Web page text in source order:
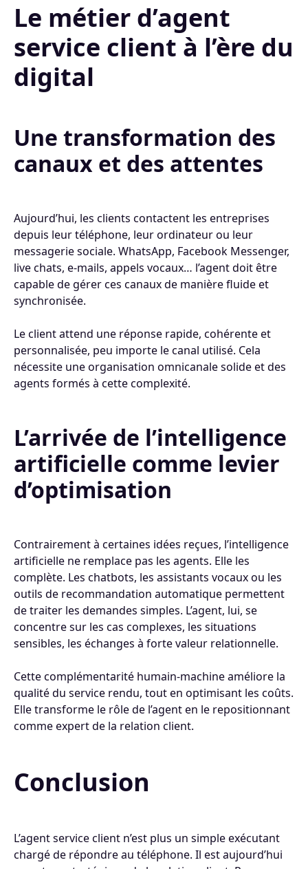
Le métier d’agent
service client à l’ère du
digital
Une transformation des
canaux et des attentes
Aujourd’hui, les clients contactent les entreprises
depuis leur téléphone, leur ordinateur ou leur
messagerie sociale. WhatsApp, Facebook Messenger,
live chats, e-mails, appels vocaux… l’agent doit être
capable de gérer ces canaux de manière fluide et
synchronisée.
Le client attend une réponse rapide, cohérente et
personnalisée, peu importe le canal utilisé. Cela
nécessite une organisation omnicanale solide et des
agents formés à cette complexité.
L’arrivée de l’intelligence
artificielle comme levier
d’optimisation
Contrairement à certaines idées reçues, l’intelligence
artificielle ne remplace pas les agents. Elle les
complète. Les chatbots, les assistants vocaux ou les
outils de recommandation automatique permettent
de traiter les demandes simples. L’agent, lui, se
concentre sur les cas complexes, les situations
sensibles, les échanges à forte valeur relationnelle.
Cette complémentarité humain-machine améliore la
qualité du service rendu, tout en optimisant les coûts.
Elle transforme le rôle de l’agent en le repositionnant
comme expert de la relation client.
Conclusion
L’agent service client n’est plus un simple exécutant
chargé de répondre au téléphone. Il est aujourd’hui